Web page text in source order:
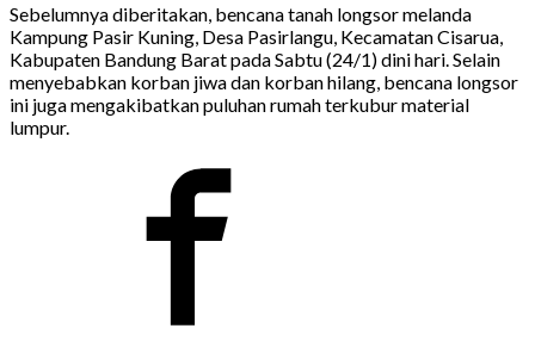
Sebelumnya diberitakan, bencana tanah longsor melanda
Kampung Pasir Kuning, Desa Pasirlangu, Kecamatan Cisarua,
Kabupaten Bandung Barat pada Sabtu (24/1) dini hari. Selain
menyebabkan korban jiwa dan korban hilang, bencana longsor
ini juga mengakibatkan puluhan rumah terkubur material
lumpur.